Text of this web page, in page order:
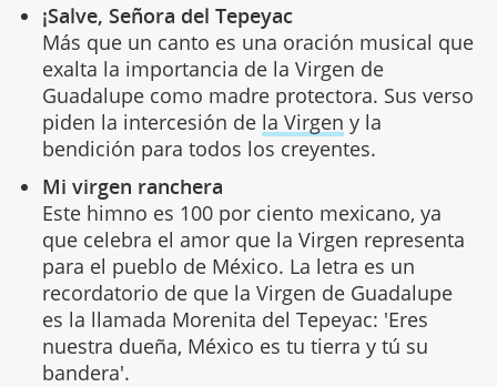
¡Salve, Señora del Tepeyac
Más que un canto es una oración musical que
exalta la importancia de la Virgen de
Guadalupe como madre protectora. Sus verso
piden la intercesión de la Virgen y la
bendición para todos los creyentes.
Mi virgen ranchera
Este himno es 100 por ciento mexicano, ya
que celebra el amor que la Virgen representa
para el pueblo de México. La letra es un
recordatorio de que la Virgen de Guadalupe
es la llamada Morenita del Tepeyac: 'Eres
nuestra dueña, México es tu tierra y tú su
bandera'.